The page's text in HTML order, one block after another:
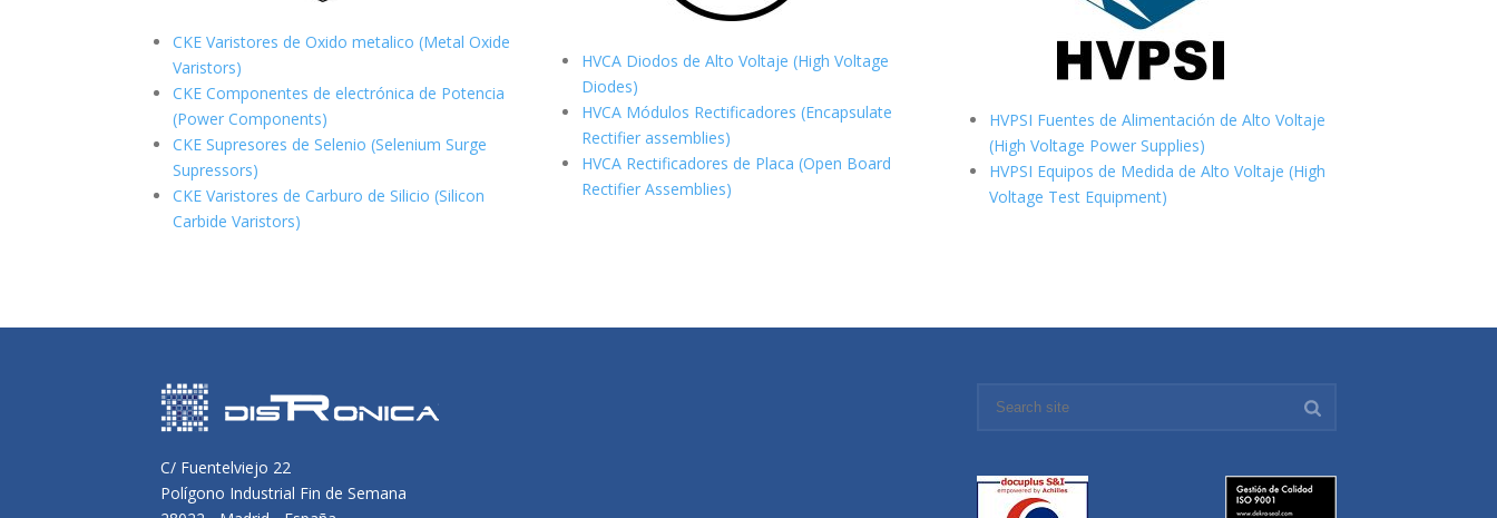
CKE Varistores de Oxido metalico (Metal Oxide
Varistors)
CKE Componentes de electrónica de Potencia
(Power Components)
CKE Supresores de Selenio (Selenium Surge
Supressors)
CKE Varistores de Carburo de Silicio (Silicon
Carbide Varistors)
HVCA Diodos de Alto Voltaje (High Voltage
Diodes)
HVCA Módulos Rectificadores (Encapsulate
Rectifier assemblies)
HVCA Rectificadores de Placa (Open Board
Rectifier Assemblies)
HVPSI Fuentes de Alimentación de Alto Voltaje
(High Voltage Power Supplies)
HVPSI Equipos de Medida de Alto Voltaje (High
Voltage Test Equipment)
C/ Fuentelviejo 22
Polígono Industrial Fin de Semana